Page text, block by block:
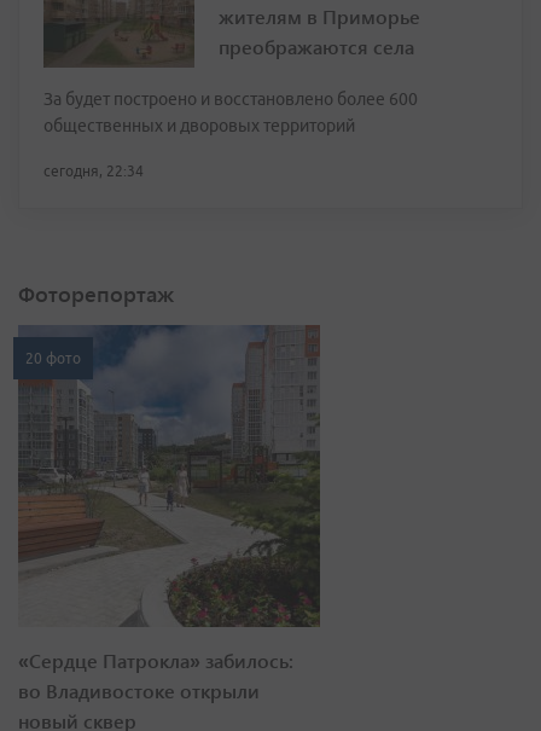
жителям в Приморье
преображаются села
За будет построено и восстановлено более 600
общественных и дворовых территорий
сегодня, 22:34
Фоторепортаж
20 фото
«Сердце Патрокла» забилось:
во Владивостоке открыли
новый сквер